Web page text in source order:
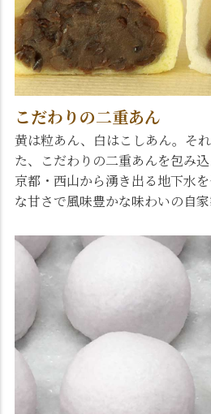
こだわりの二重あん
黄は粒あん、白はこしあん。そ
た、こだわりの二重あんを包み込
京都・西山から湧き出る地下水
な甘さで風味豊かな味わいの自家